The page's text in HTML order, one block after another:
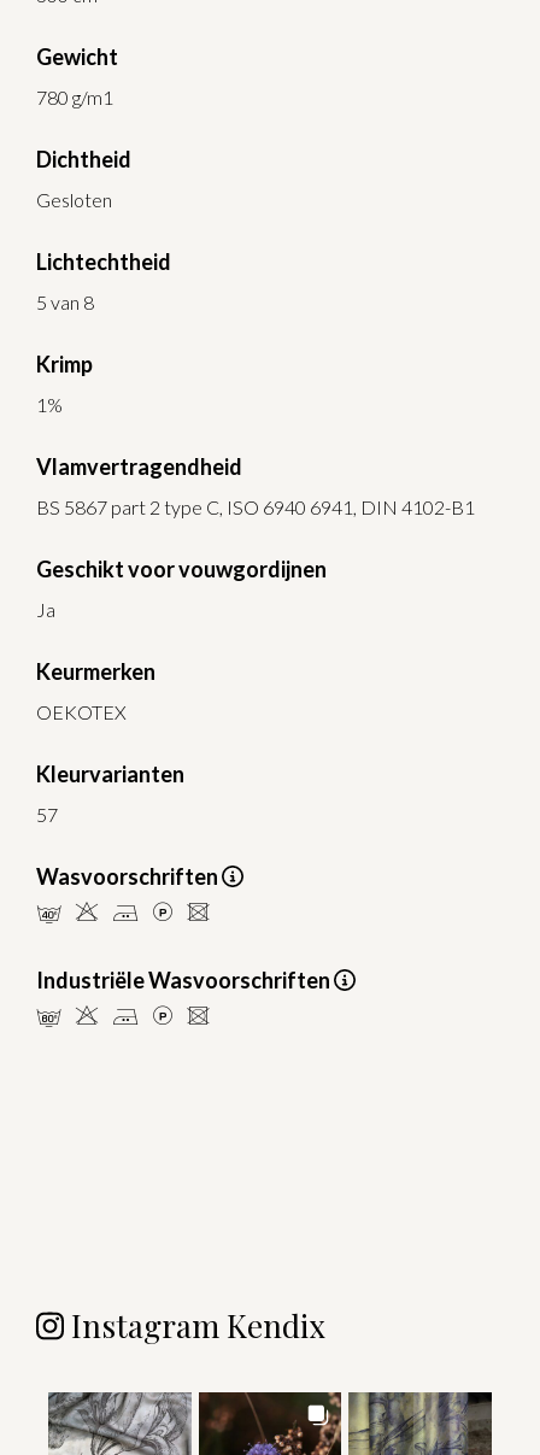
Gewicht
780 g/m1
Dichtheid
Gesloten
Lichtechtheid
5 van 8
Krimp
1%
Vlamvertragendheid
BS 5867 part 2 type C, ISO 6940 6941, DIN 4102-B1
Geschikt voor vouwgordijnen
Ja
Keurmerken
OEKOTEX
Kleurvarianten
57
Wasvoorschriften
nHELU
Industriële Wasvoorschriften
pHELU
Instagram Kendix